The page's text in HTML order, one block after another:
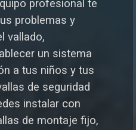
profesional te
problemas y
vallado,
un sistema
a tus niños y tus
de seguridad
instalar con
de montaje fijo,